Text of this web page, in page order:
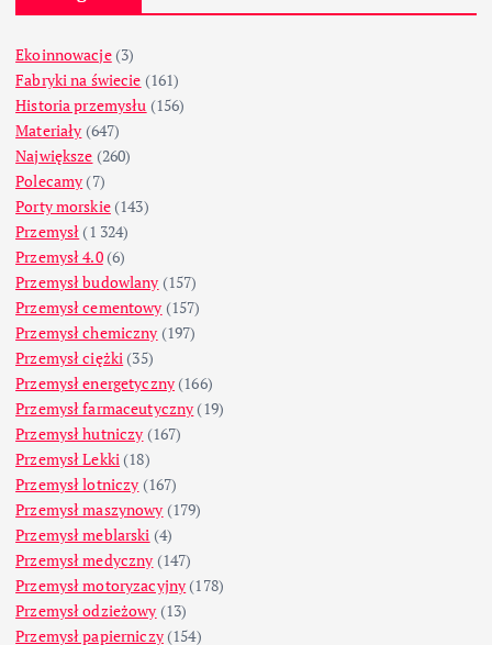
Ekoinnowacje(3)
Fabryki na świecie (161)
Historia przemysłu (156)
Materiały (647)
Największe (260)
Polecamy (7)
Porty morskie(143)
Przemysł (1 324)
Przemysł 4.0(6)
Przemysł budowlany (157)
Przemysł cementowy (157)
Przemysł chemiczny (197)
Przemysł ciężki (35)
Przemysł energetyczny (166)
Przemysł farmaceutyczny (19)
Przemysł hutniczy (167)
Przemysł Lekki (18)
Przemysł lotniczy (167)
Przemysł maszynowy (179)
Przemysł meblarski (4)
Przemysł medyczny (147)
Przemysł motoryzacyjny (178)
Przemysł odzieżowy (13)
Przemysł papierniczy(154)